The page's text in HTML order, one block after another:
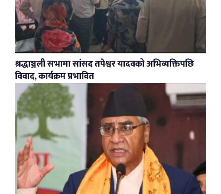
श्रद्धाञ्जली सभामा सांसद तपेश्वर यादवको अभिव्यक्तिपछि
विवाद, कार्यक्रम प्रभावित